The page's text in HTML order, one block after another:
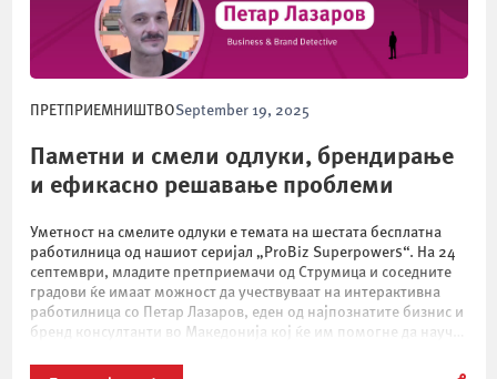
ПРЕТПРИЕМНИШТВОSeptember 19, 2025
Паметни и смели одлуки, брендирање
и ефикасно решавање проблеми
Уметност на смелите одлуки е темата на шестата бесплатна
работилница од нашиот серијал „ProBiz Superpowers“. На 24
септември, младите претприемачи од Струмица и соседните
градови ќе имаат можност да учествуваат на интерактивна
работилница со Петар Лазаров, еден од најпознатите бизнис и
бренд консултанти во Македонија кој ќе им помогне да научат